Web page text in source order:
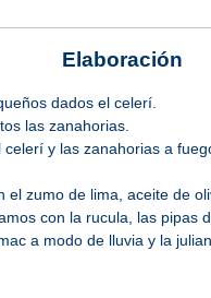
Elaboración
dados el celerí.
las zanahorias.
y las zanahorias a
el zumo de lima, aceite de
con la rucula, las pipas
a modo de lluvia y la